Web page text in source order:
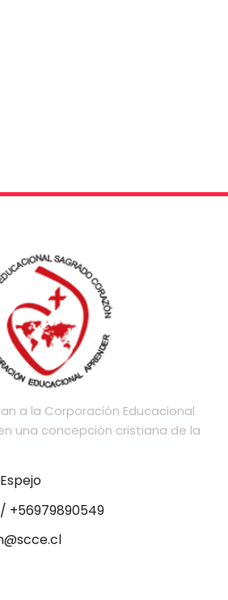
a la Corporación Educacional
una concepción cristiana de la
+56979890549